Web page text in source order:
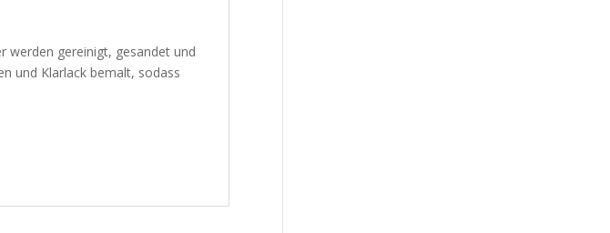
werden gereinigt, gesandet und
und Klarlack bemalt, sodass